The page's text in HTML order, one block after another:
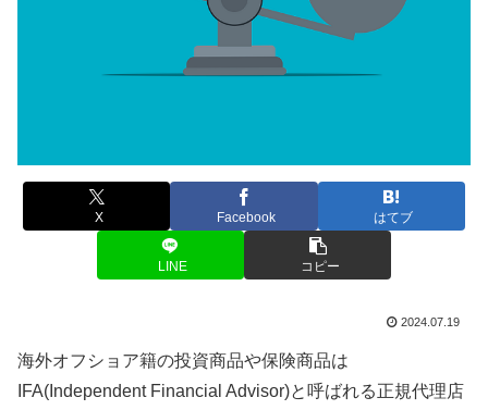
X Facebook はてブ
LINE コピー
2024.07.19
海外オフショア籍の投資商品や保険商品は
IFA(Independent Financial Advisor)と呼ばれる正規代理店